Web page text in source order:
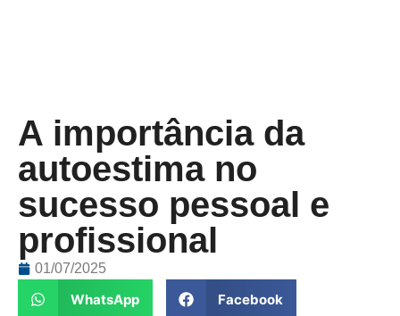
A importância da
autoestima no
sucesso pessoal e
profissional
01/07/2025
WhatsApp Facebook